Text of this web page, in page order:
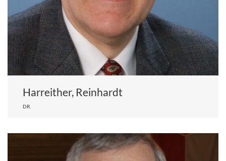
Harreither, Reinhardt
DR.